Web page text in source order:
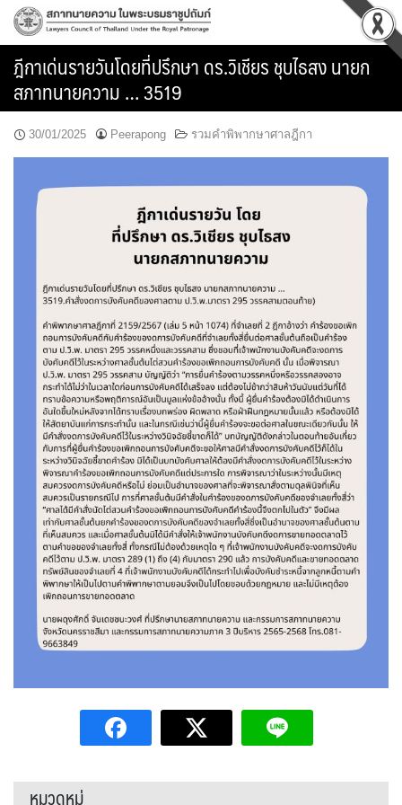
Skip
content
ฎีกาเด่นรายวันโดยที่ปรึกษา ดร.วิเชียร ชุบไธสง นายก
สภาทนายความ … 3519
30/01/2025 Peerapong รวมคำพิพากษาศาลฎีกา
หมวดหมู่